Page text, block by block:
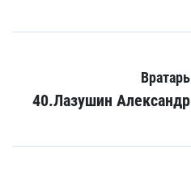
Вратарь
40.Лазушин Александр